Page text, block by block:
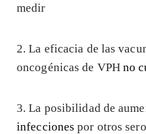
medir
2. La eficacia de las
oncogénicas de VPH no
3. La posibilidad de
infecciones por otros